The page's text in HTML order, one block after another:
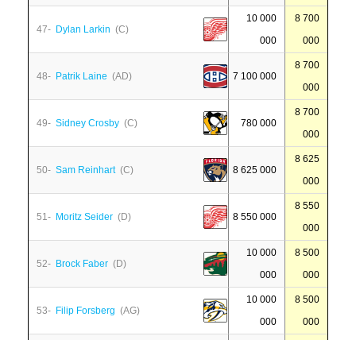
47- Dylan Larkin (C)
10 000
000
8 700
000
48- Patrik Laine (AD) 7 100 000
8 700
000
49- Sidney Crosby (C) 780 000
8 700
000
50- Sam Reinhart(C) 8 625 000
8 625
000
51- Moritz Seider (D) 8 550 000
8 550
000
52- Brock Faber (D)
10 000
000
8 500
000
53- Filip Forsberg (AG)
10 000
000
8 500
000